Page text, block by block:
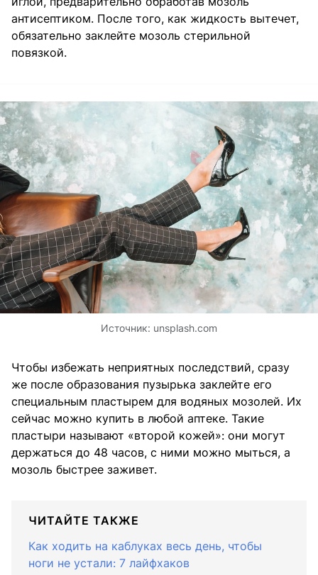
антисептиком. После того, как жидкость вытечет,
обязательно заклейте мозоль стерильной
повязкой.
Источник: unsplash.com
Чтобы избежать неприятных последствий, сразу
же после образования пузырька заклейте его
специальным пластырем для водяных мозолей. Их
сейчас можно купить в любой аптеке. Такие
пластыри называют «второй кожей»: они могут
держаться до 48 часов, с ними можно мыться, а
мозоль быстрее заживет.
ЧИТАЙТЕ ТАКЖЕ
Как ходить на каблуках весь день, чтобы
ноги не устали: 7 лайфхаков